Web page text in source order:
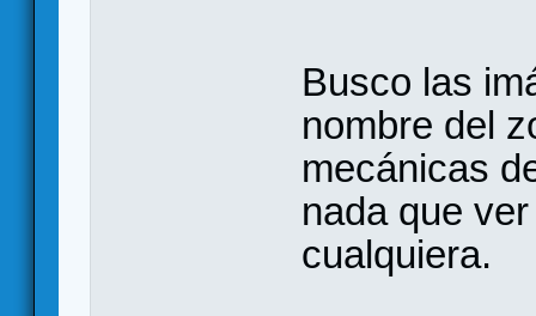
Busco las
nombre del
mecánicas
nada que
cualquiera.